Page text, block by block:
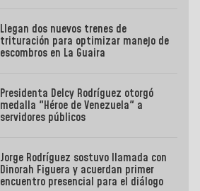
Llegan dos nuevos trenes de
trituración para optimizar manejo de
escombros en La Guaira
Presidenta Delcy Rodríguez otorgó
medalla "Héroe de Venezuela" a
servidores públicos
Jorge Rodríguez sostuvo llamada con
Dinorah Figuera y acuerdan primer
encuentro presencial para el diálogo